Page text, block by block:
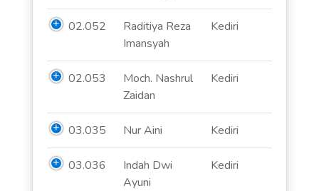
02.052
Raditiya Reza
Imansyah
Kediri
02.053
Moch. Nashrul
Zaidan
Kediri
03.035 Nur Aini Kediri
03.036
Indah Dwi
Ayuni
Kediri